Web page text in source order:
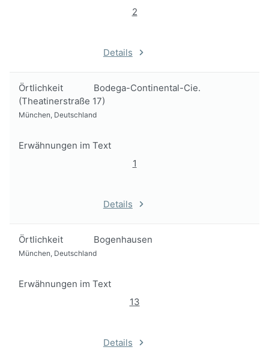
2
Details
Örtlichkeit
Bodega-Continental-Cie.
(Theatinerstraße 17)
München, Deutschland
Erwähnungen im Text
1
Details
Örtlichkeit Bogenhausen
München, Deutschland
Erwähnungen im Text
13
Details